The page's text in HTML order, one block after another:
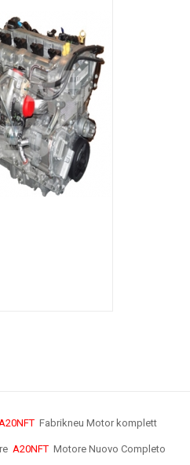
A20NFT Fabrikneu Motor komplett
A20NFT Motore Nuovo Completo